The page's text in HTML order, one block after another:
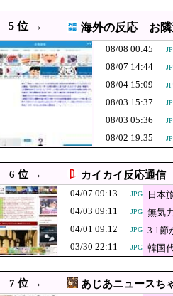
08 01:24 PNG 【カミツキ悲報】甲子
08/08 01:09
小学生の段階
た結果……
08 01:03 JPG アメリカの終戦に
08 01:00 JPG 韓国人「今こそ買う時！
08/08 00:55
お盆の帰省は、妻が「新
用はどれくらい違うので
韓国人「熊本
うのを見ると
08/08 00:31 韓国人「実は意外
08 00:10 JPG 【急いで引っ
08 00:09
反斎藤知事派
する人が続出中
08 00:07 日本をダメにした
08 00:00 JPG #韓国記事翻訳 『
08 00:00 【イオンモール熊本爆発
08 00:00 【朝鮮日報】幻となった
08/08 00:00 JPG 韓国人「メキシコを倒し
5 位 → 海外の反応 お隣
08/08 00:45
08/07 14:44
08/04 15:09
08/03 15:37
08/03 05:36
08/02 19:35
6 位 → カイカイ反応通信
04/07 09:13
JPG
日本
04/03 09:11
JPG
無気
04/01 09:12
JPG
3.1節
03/30 22:11
JPG 韓国
7 位 → あじあニュースち